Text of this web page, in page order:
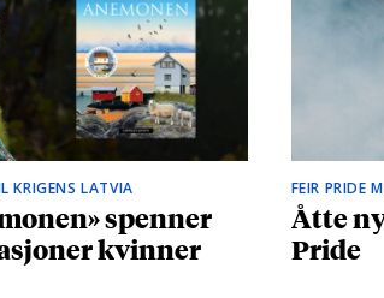
KRIGENS LATVIA
spenner
kvinner
FEIR PRIDE
Åtte
Pride